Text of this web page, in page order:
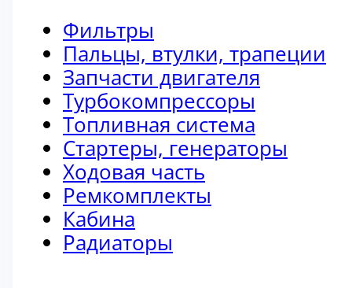
Фильтры
Пальцы, втулки, трапеции
Запчасти двигателя
Турбокомпрессоры
Топливная система
Стартеры, генераторы
Ходовая часть
Ремкомплекты
Кабина
Радиаторы